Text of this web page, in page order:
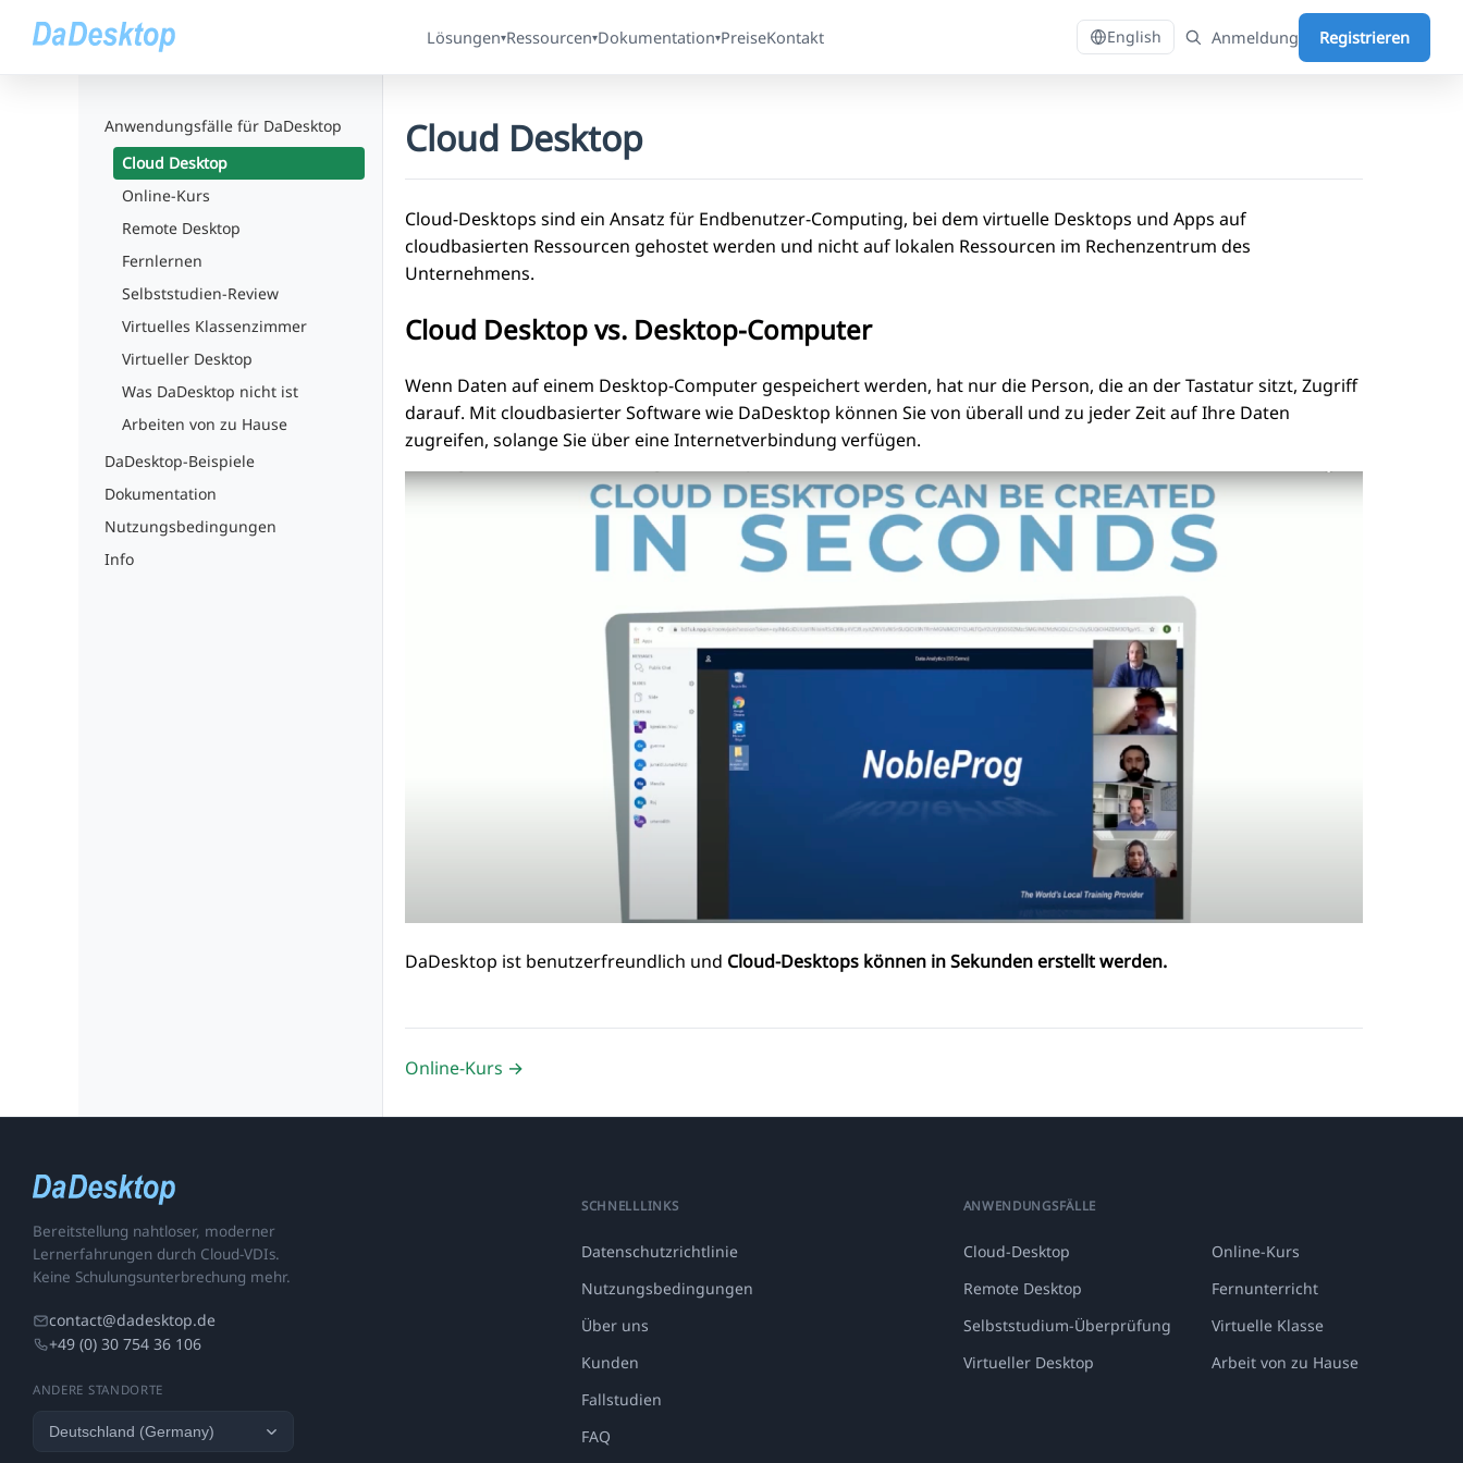
Lösungen▾Ressourcen▾Dokumentation▾PreiseKontakt English Anmeldung Registrieren
Anwendungsfälle für DaDesktop
Cloud Desktop
Online-Kurs
Remote Desktop
Fernlernen
Selbststudien-Review
Virtuelles Klassenzimmer
Virtueller Desktop
Was DaDesktop nicht ist
Arbeiten von zu Hause
DaDesktop-Beispiele
Dokumentation
Nutzungsbedingungen
Info
Cloud Desktop
Cloud-Desktops sind ein Ansatz für Endbenutzer-Computing, bei dem virtuelle Desktops und Apps auf
cloudbasierten Ressourcen gehostet werden und nicht auf lokalen Ressourcen im Rechenzentrum des
Unternehmens.
Cloud Desktop vs. Desktop-Computer
Wenn Daten auf einem Desktop-Computer gespeichert werden, hat nur die Person, die an der Tastatur sitzt, Zugriff
darauf. Mit cloudbasierter Software wie DaDesktop können Sie von überall und zu jeder Zeit auf Ihre Daten
zugreifen, solange Sie über eine Internetverbindung verfügen.
DaDesktop ist benutzerfreundlich und Cloud-Desktops können in Sekunden erstellt werden.
Online-Kurs →
Bereitstellung nahtloser, moderner
Lernerfahrungen durch Cloud-VDIs.
Keine Schulungsunterbrechung mehr.
contact@dadesktop.de
+49 (0) 30 754 36 106
ANDERE STANDORTE
SCHNELLLINKS
Datenschutzrichtlinie
Nutzungsbedingungen
Über uns
Kunden
Fallstudien
FAQ
ANWENDUNGSFÄLLE
Cloud-Desktop
Online-Kurs
Remote Desktop
Fernunterricht
Selbststudium-Überprüfung
Virtuelle Klasse
Virtueller Desktop
Arbeit von zu Hause